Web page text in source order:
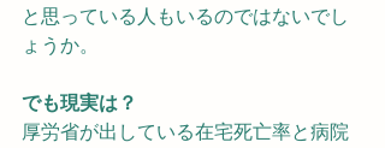
と思っている人もいるのではないでし
ょうか。
でも現実は？
厚労省が出している在宅死亡率と病院